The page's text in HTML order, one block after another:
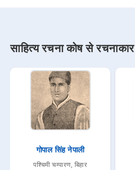
साहित्य रचना कोष से रचनाकार
गोपाल सिंह नेपाली
पश्चिमी चम्पारण, बिहार